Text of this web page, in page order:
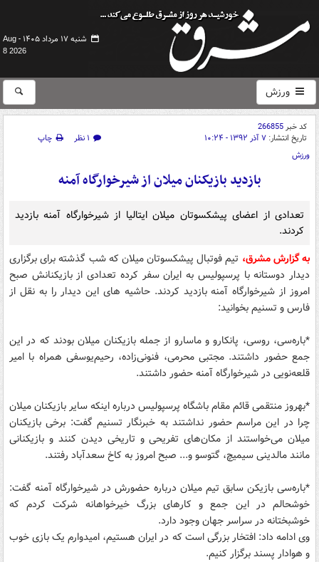
شنبه ۱۷ مرداد ۱۴۰۵ -
Aug
8 2026
ورزش
کد خبر266855
تاریخ انتشار: ۷ آذر ۱۳۹۲ - ۱۰:۲۴ ۱ نظر
چاپ
ورزش
بازدید بازیکنان میلان از شیرخوارگاه آمنه
تعدادی از اعضای پیشکسوتان میلان ایتالیا از شیرخوارگاه آمنه بازدید
کردند.
به گزارش مشرق، تیم فوتبال پیشکسوتان میلان که شب گذشته برای برگزاری
دیدار دوستانه با پرسپولیس به ایران سفر کرده تعدادی از بازیکنانش صبح
امروز از شیرخوارگاه آمنه بازدید کردند. حاشیه های این دیدار را به نقل از
فارس و تسنیم بخوانید:
*باره‌سی، روسی، پانکارو و ماسارو از جمله بازیکنان میلان بودند که در این
جمع حضور داشتند. مجتبی محرمی، فنونی‌زاده، رحیم‌یوسفی همراه با امیر
قلعه‌نویی در شیرخوارگاه آمنه حضور داشتند.
*بهروز منتقمی قائم مقام باشگاه پرسپولیس درباره اینکه سایر بازیکنان میلان
چرا در این مراسم حضور نداشتند به خبرنگار تسنیم گفت: برخی بازیکنان
میلان می‌خواستند از مکان‌های تفریحی و تاریخی دیدن کنند و بازیکنانی
مانند مالدینی سیمیچ، گتوسو و... صبح امروز به کاخ سعدآباد رفتند.
*باره‌سی بازیکن سابق تیم میلان درباره حضورش در شیرخوارگاه آمنه گفت:
خوشحالم در این جمع و کارهای بزرگ خیرخواهانه شرکت کردم که
خوشبختانه در سراسر جهان وجود دارد.
وی ادامه داد: افتخار بزرگی است که در ایران هستیم، امیدوارم یک بازی خوب
و هوادار پسند برگزار کنیم.